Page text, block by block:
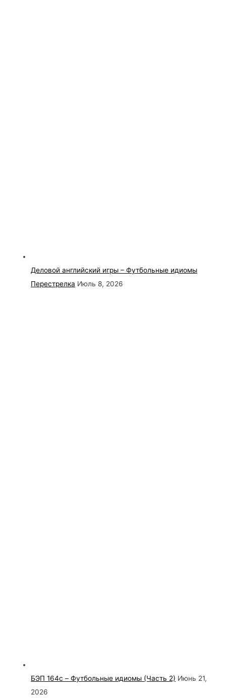
Деловой английский игры – Футбольные идиомы
Перестрелка Июль 8, 2026
БЭП 164c – Футбольные идиомы (Часть 2) Июнь 21,
2026